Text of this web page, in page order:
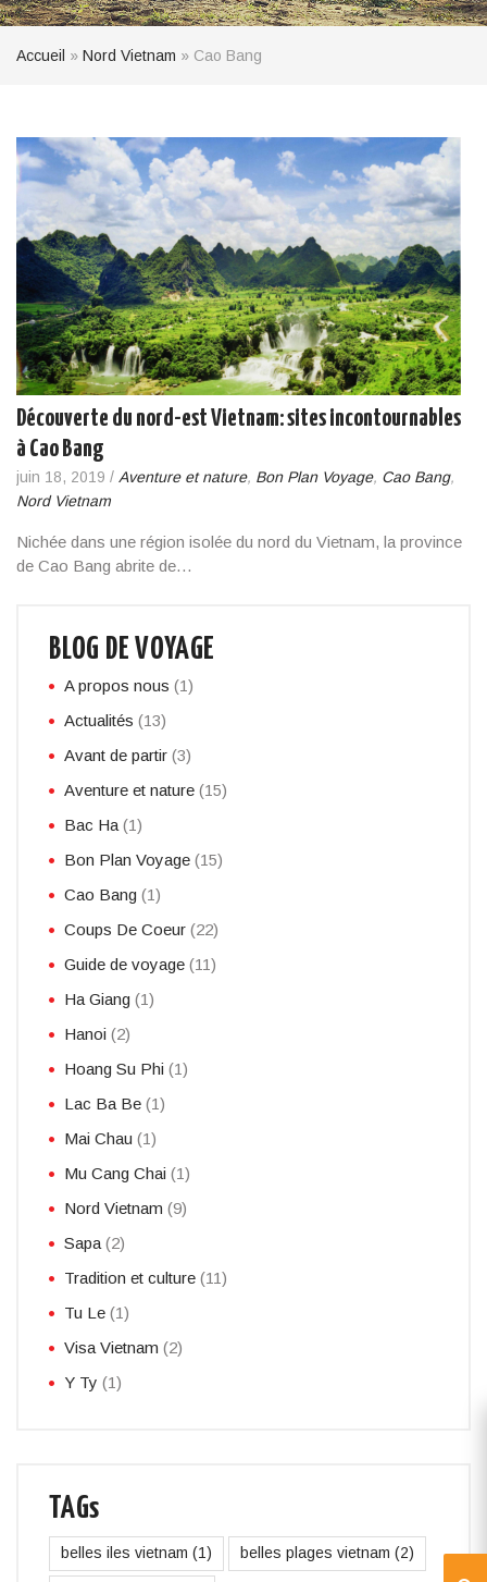
Accueil » Nord Vietnam » Cao Bang
Découverte du nord-est Vietnam: sites incontournables
à Cao Bang
juin 18, 2019 / Aventure et nature, Bon Plan Voyage, Cao Bang,
Nord Vietnam
Nichée dans une région isolée du nord du Vietnam, la province
de Cao Bang abrite de…
BLOG DE VOYAGE
A propos nous (1)
Actualités (13)
Avant de partir (3)
Aventure et nature (15)
Bac Ha (1)
Bon Plan Voyage (15)
Cao Bang (1)
Coups De Coeur (22)
Guide de voyage (11)
Ha Giang (1)
Hanoi (2)
Hoang Su Phi (1)
Lac Ba Be (1)
Mai Chau (1)
Mu Cang Chai (1)
Nord Vietnam (9)
Sapa (2)
Tradition et culture (11)
Tu Le (1)
Visa Vietnam (2)
Y Ty (1)
TAGs
belles iles vietnam (1) belles plages vietnam (2)